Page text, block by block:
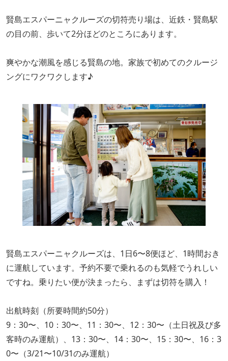
賢島エスパーニャクルーズの切符売り場は、近鉄・賢島駅
の目の前、歩いて2分ほどのところにあります。
爽やかな潮風を感じる賢島の地。家族で初めてのクルージ
ングにワクワクします♪
賢島エスパーニャクルーズは、1日6〜8便ほど、1時間おき
に運航しています。予約不要で乗れるのも気軽でうれしい
ですね。乗りたい便が決まったら、まずは切符を購入！
出航時刻（所要時間約50分）
9：30〜、10：30〜、11：30〜、12：30〜（土日祝及び多
客時のみ運航）、13：30〜、14：30〜、15：30〜、16：3
0〜（3/21〜10/31のみ運航）